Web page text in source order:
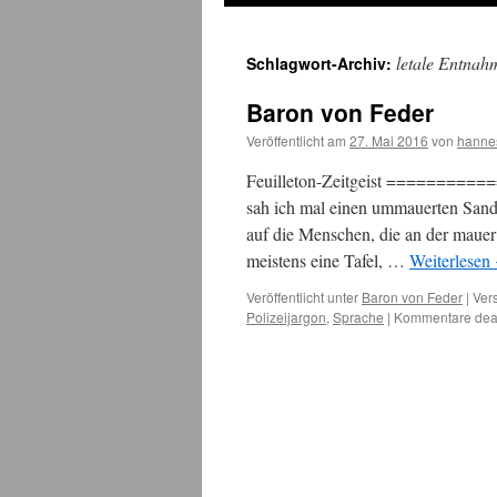
Schlagwort-Archiv: letale
Baron von Feder
Veröffentlicht am 27. Mai 2016 von
Feuilleton-Zeitgeist
sah ich mal einen ummauerten
auf die Menschen, die an der
meistens eine Tafel, … Weiterlesen
Veröffentlicht unter Baron von Feder |
Polizeijargon, Sprache | Kommentare